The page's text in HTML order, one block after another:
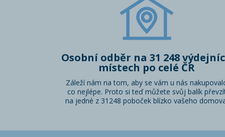
Osobní odběr na 31 248
místech po celé ČR
Záleží nám na tom, aby se vám u nás
co nejlépe. Proto si teď můžete svůj balík
na jedné z 31248 poboček blízko vašeho